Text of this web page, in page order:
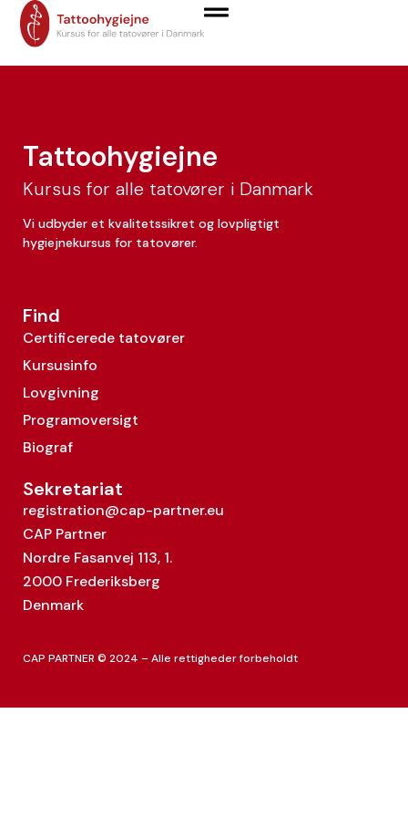
Jacqueline Sánchez
Tattoohygiejne
Kursus for alle tatovører i Danmark
Vi udbyder et kvalitetssikret og lovpligtigt
hygiejnekursus for tatovører.
Find
Certificerede tatovører
Kursusinfo
Lovgivning
Programoversigt
Biograf
Sekretariat
registration@cap-partner.eu
CAP Partner
Nordre Fasanvej 113, 1.
2000 Frederiksberg
Denmark
CAP PARTNER © 2024 – Alle rettigheder forbeholdt